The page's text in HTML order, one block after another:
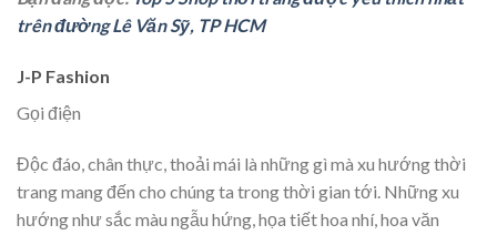
trên đường Lê Văn Sỹ, TP HCM
J-P Fashion
Gọi điện
Độc đáo, chân thực, thoải mái là những gì mà xu hướng thời
trang mang đến cho chúng ta trong thời gian tới. Những xu
hướng như sắc màu ngẫu hứng, họa tiết hoa nhí, hoa văn